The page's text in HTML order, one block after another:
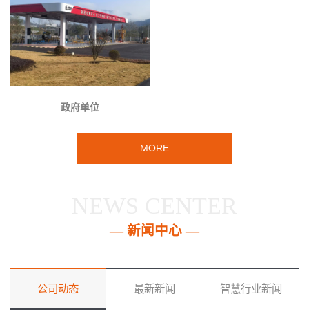
政府单位
MORE
— 新闻中心 —
公司动态 最新新闻 智慧行业新闻